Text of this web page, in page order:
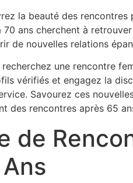
la beauté des rencontres
70 ans cherchent à
de nouvelles relations
recherchez une rencontre
vérifiés et engagez la
Savourez ces
des rencontres après 65
de